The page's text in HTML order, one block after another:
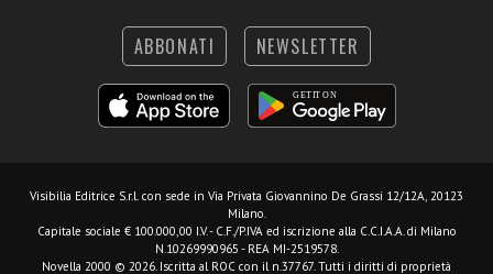
ABBONATI NEWSLETTER
Visibilia Editrice S.r.l. con sede in Via Privata Giovannino De Grassi 12/12A, 20123
Milano.
Capitale sociale € 100.000,00 I.V. - C.F./P.IVA ed iscrizione alla C.C.I.A.A. di Milano
N.10269990965 - REA MI-2519578.
Novella 2000 © 2026. Iscritta al ROC con il n.37767. Tutti i diritti di proprietà